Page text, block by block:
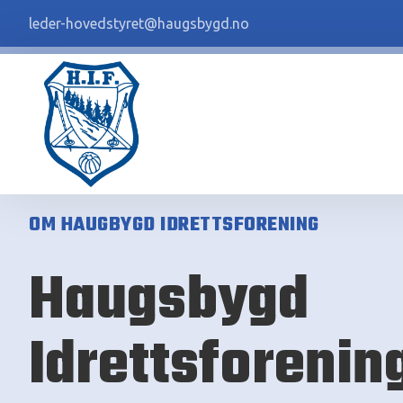
leder-hovedstyret@haugsbygd.no
OM HAUGBYGD IDRETTSFORENING
Haugsbygd